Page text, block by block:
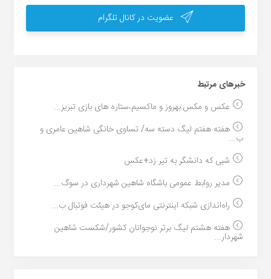
عضویت در کانال تلگرام
خبر‌های مرتبط
عکس و مکس:بهروز و ماکسیم،ستاره های بازی تبریز...
هفته هفتم لیگ دسته سه/ تساوی خانگی شاهین عامری و
ب...
شبی که دانشگر به تیر زد+عکس
مدیر روابط عمومی باشگاه شاهین شهرداری در سوگ...
راه‌اندازی شبکه اینترنتی مای‌کوجو در هیئت فوتبال ب...
هفته هشتم لیگ برتر نوجوانان کشور/شکست شاهین
شهردار...